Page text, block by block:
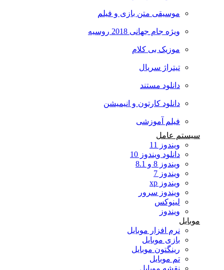
موسیقی متن بازی و فیلم
ویژه جام جهانی 2018 روسیه
موزیک بی کلام
تیتراژ سریال
دانلود مستند
دانلود کارتون و انیمیشن
فیلم آموزشی
سیستم عامل
ویندوز 11
دانلود ویندوز 10
ویندوز 8 و 8.1
ویندوز 7
ویندوز xp
ویندوز سرور
لینوکس
ویندوز
موبایل
نرم افزار موبایل
بازی موبایل
رینگتون موبایل
تم موبایل
نقشه موبایل